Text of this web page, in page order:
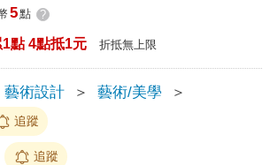
5點 ?
點 4點抵1元 折抵無上限
藝術設計 ＞ 藝術/美學
＞
追蹤
追蹤